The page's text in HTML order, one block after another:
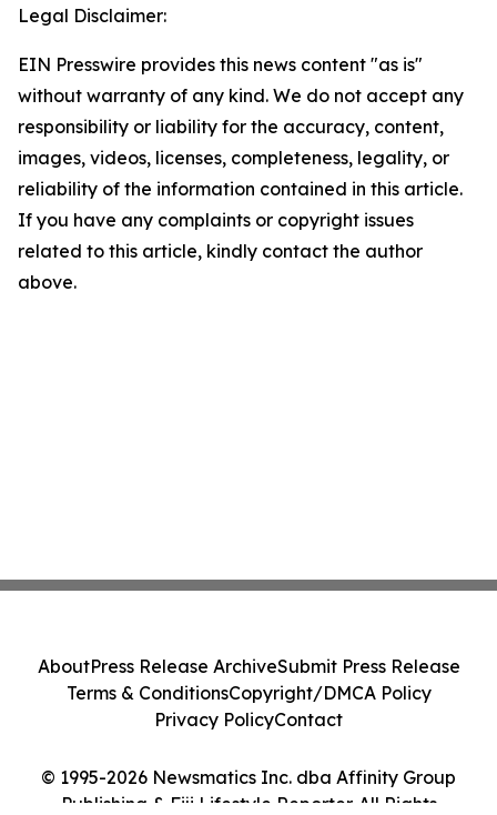
Legal Disclaimer:
EIN Presswire provides this news content "as is"
without warranty of any kind. We do not accept any
responsibility or liability for the accuracy, content,
images, videos, licenses, completeness, legality, or
reliability of the information contained in this article.
If you have any complaints or copyright issues
related to this article, kindly contact the author
above.
© 1995-2026 Newsmatics Inc. dba Affinity Group
Publishing & Fiji Lifestyle Reporter. All Rights
AboutPress Release ArchiveSubmit Press Release
Terms & ConditionsCopyright/DMCA Policy
Privacy PolicyContact